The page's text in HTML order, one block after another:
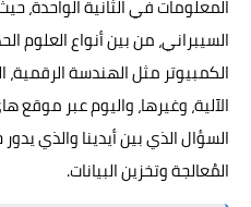
المعلومات في الثانية الواحدة،
السيبراني، من بين أنواع العلوم
الكمبيوتر مثل الهندسة الرقمية،
الآلية، وغيرها، واليوم عبر موقع
السؤال الذي بين أيدينا والذي
المُعالجة وتخزين البيانات.